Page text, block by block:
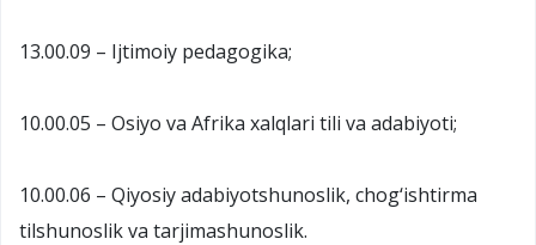
13.00.09 – Ijtimoiy pedagogika;
10.00.05 – Osiyo va Afrika xalqlari tili va adabiyoti;
10.00.06 – Qiyosiy adabiyotshunoslik, chog‘ishtirma
tilshunoslik va tarjimashunoslik.